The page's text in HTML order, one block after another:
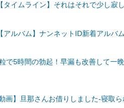
【タイムライン】それはそれで少し寂
【アルバム】ナンネットID新着アル